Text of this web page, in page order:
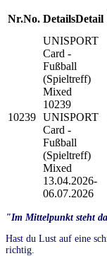
Nr.No. DetailsDetail
10239
UNISPORT
Card -
Fußball
(Spieltreff)
Mixed
10239
UNISPORT
Card -
Fußball
(Spieltreff)
Mixed
13.04.2026-
06.07.2026
"Im Mittelpunkt steht
Hast du Lust auf eine
richtig.